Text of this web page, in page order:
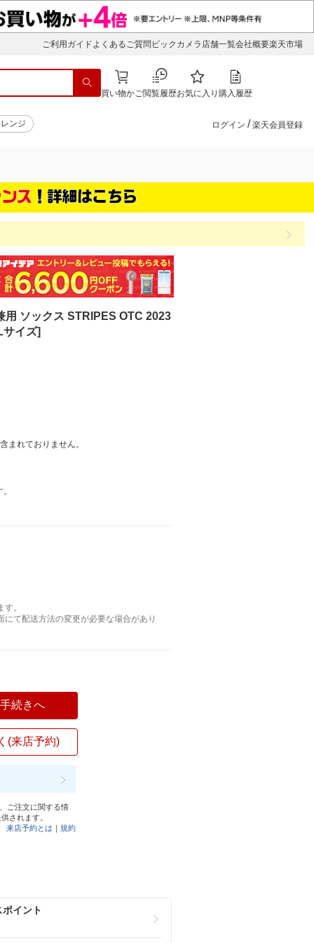
ご利用ガイド よくあるご質問 ビックカメラ店舗一覧会社概要楽天市場
買い物かご閲覧履歴お気に入り 購入履歴
ンジ ログイン / 楽天会員登録
ソックス STRIPES OTC 2023
イズ]
まれておりません。
。
て配送方法の変更が必要な場合があり
続きへ
(来店予約)
ご注文に関する情
されます。
来店予約とは ｜規約
イント